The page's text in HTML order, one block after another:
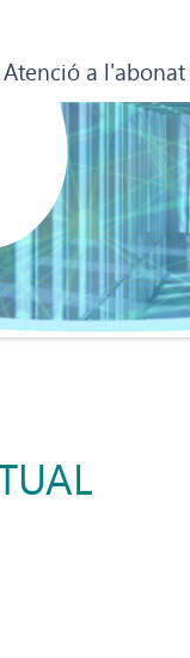
Atenció a l'abonat